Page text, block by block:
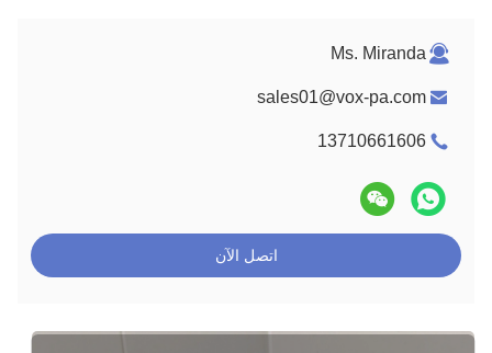
Ms. Miranda
sales01@vox-pa.com
13710661606
اتصل الآن